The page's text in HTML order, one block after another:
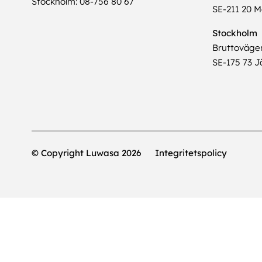
SE-211 20
Stockholm
SE-175 73
© Copyright Luwasa 2026 Integritetspolicy